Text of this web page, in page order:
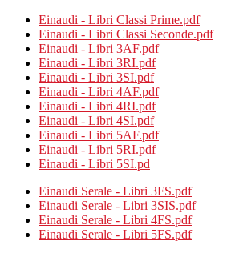
Einaudi - Libri Classi Prime.pdf
Einaudi - Libri Classi Seconde.pdf
Einaudi - Libri 3AF.pdf
Einaudi - Libri 3RI.pdf
Einaudi - Libri 3SI.pdf
Einaudi - Libri 4AF.pdf
Einaudi - Libri 4RI.pdf
Einaudi - Libri 4SI.pdf
Einaudi - Libri 5AF.pdf
Einaudi - Libri 5RI.pdf
Einaudi - Libri 5SI.pd
Einaudi Serale - Libri 3FS.pdf
Einaudi Serale - Libri 3SIS.pdf
Einaudi Serale - Libri 4FS.pdf
Einaudi Serale - Libri 5FS.pdf